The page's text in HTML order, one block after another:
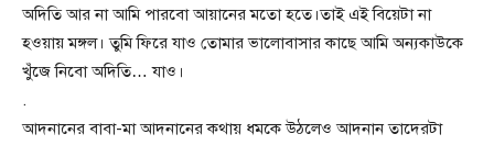
অদিতি আর না আমি পারবো আয়ানের মতো হতে।তাই এই বিয়েটা না
হওয়ায় মঙ্গল। তুমি ফিরে যাও তোমার ভালোবাসার কাছে আমি অন্যকাউকে
খুঁজে নিবো অদিতি… যাও।
.
আদনানের বাবা-মা আদনানের কথায় ধমকে উঠলেও আদনান তাদেরটা